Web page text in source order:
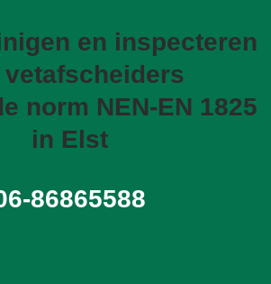
en inspecteren
vetafscheiders
norm NEN-EN 1825
in Elst
86865588